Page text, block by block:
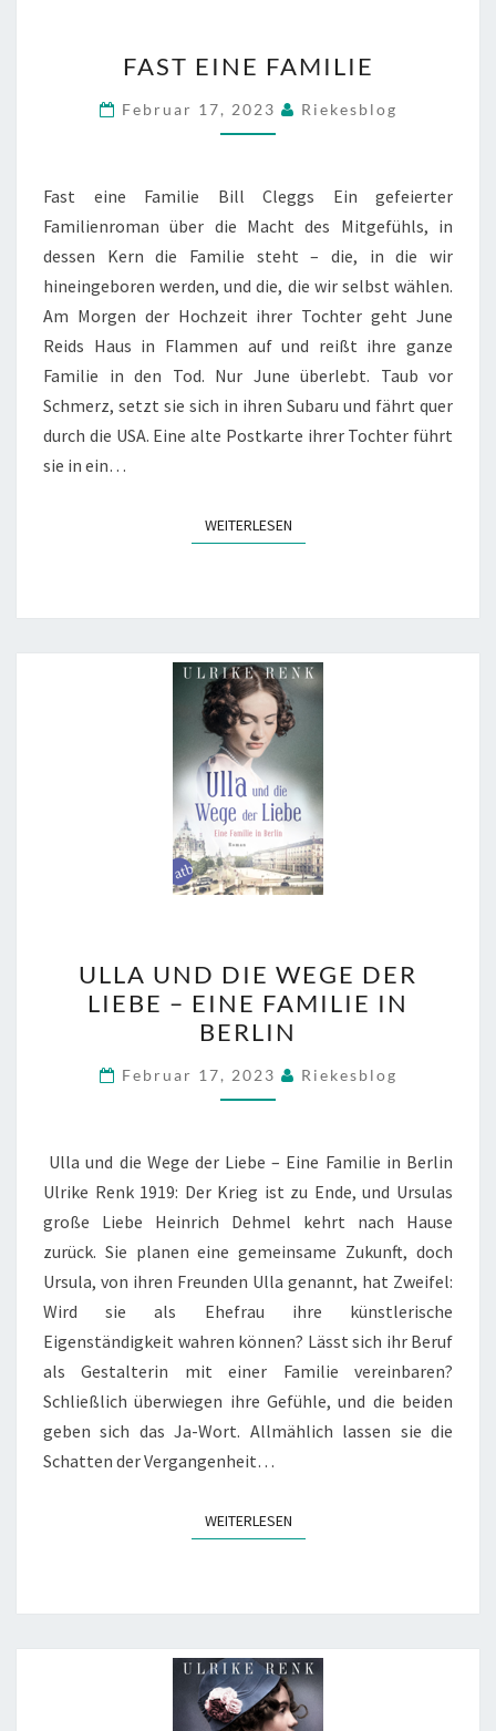
EINE
FAMILIE
FAST EINE FAMILIE
Februar 17, 2023 Riekesblog
Fast eine Familie Bill Cleggs Ein gefeierter
Familienroman über die Macht des Mitgefühls, in
dessen Kern die Familie steht – die, in die wir
hineingeboren werden, und die, die wir selbst wählen.
Am Morgen der Hochzeit ihrer Tochter geht June
Reids Haus in Flammen auf und reißt ihre ganze
Familie in den Tod. Nur June überlebt. Taub vor
Schmerz, setzt sie sich in ihren Subaru und fährt quer
durch die USA. Eine alte Postkarte ihrer Tochter führt
sie in ein…
WEITERLESENWEITERLESEN
UND
DIE
WEGE
DER
LIEBE
EINE
FAMILIE
IN
BERLIN
ULLA UND DIE WEGE DER
LIEBE – EINE FAMILIE IN
BERLIN
Februar 17, 2023 Riekesblog
Ulla und die Wege der Liebe – Eine Familie in Berlin
Ulrike Renk 1919: Der Krieg ist zu Ende, und Ursulas
große Liebe Heinrich Dehmel kehrt nach Hause
zurück. Sie planen eine gemeinsame Zukunft, doch
Ursula, von ihren Freunden Ulla genannt, hat Zweifel:
Wird sie als Ehefrau ihre künstlerische
Eigenständigkeit wahren können? Lässt sich ihr Beruf
als Gestalterin mit einer Familie vereinbaren?
Schließlich überwiegen ihre Gefühle, und die beiden
geben sich das Ja-Wort. Allmählich lassen sie die
Schatten der Vergangenheit…
WEITERLESENWEITERLESEN